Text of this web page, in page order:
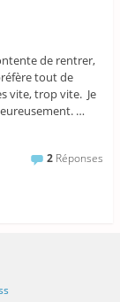
de rentrer,
tout de
vite, trop vite. Je
…
2 Réponses